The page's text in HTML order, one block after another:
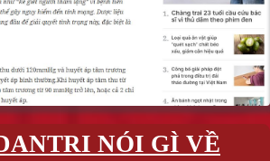
NÓI GÌ VỀ